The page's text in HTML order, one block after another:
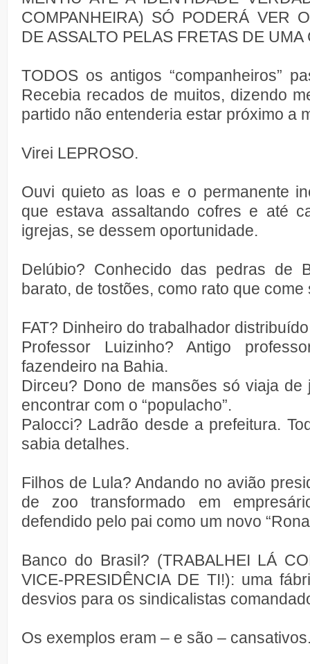
COMPANHEIRA) SÓ PODERÁ VER
DE ASSALTO PELAS FRETAS DE UMA
TODOS os antigos “companheiros”
Recebia recados de muitos, dizendo
partido não entenderia estar próximo a
Virei LEPROSO.
Ouvi quieto as loas e o permanente
que estava assaltando cofres e até
igrejas, se dessem oportunidade.
Delúbio? Conhecido das pedras de
barato, de tostões, como rato que
FAT? Dinheiro do trabalhador
Professor Luizinho? Antigo
fazendeiro na Bahia.
Dirceu? Dono de mansões só viaja
encontrar com o “populacho”.
Palocci? Ladrão desde a prefeitura.
sabia detalhes.
Filhos de Lula? Andando no avião
de zoo transformado em
defendido pelo pai como um novo
Banco do Brasil? (TRABALHEI LÁ
VICE-PRESIDÊNCIA DE TI!): uma
desvios para os sindicalistas
Os exemplos eram – e são –